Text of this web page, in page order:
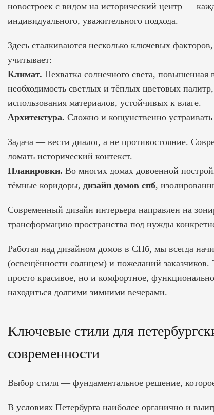
новостроек с видом на исторический центр —
индивидуального, уважительного подхода.
Здесь сталкиваются несколько ключевых
учитывает:
Климат. Нехватка солнечного света, повышенная
необходимость светлых и тёплых цветовых
использования материалов, устойчивых к влаге.
Архитектура. Сложно и кощунственно
Задача — вести диалог, а не противостояние.
ломать исторический контекст.
Планировки. Во многих домах довоенной
тёмные коридоры, дизайн домов спб,
Современный дизайн интерьера направлен на
трансформацию пространства под нужды
Работая над дизайном домов в СПб, мы всегда
(освещённости солнцем) и пожеланий заказчиков.
просто красивое, но и комфортное,
находиться долгими зимними вечерами.
Ключевые стили для
современности
Выбор стиля — фундаментальное решение,
В условиях Петербурга наиболее органично и